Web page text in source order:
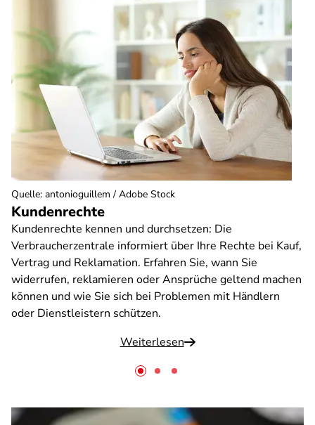
Kundenrechte
Kundenrechte kennen und durchsetzen: Die
Verbraucherzentrale informiert über Ihre Rechte bei Kauf,
Vertrag und Reklamation. Erfahren Sie, wann Sie
widerrufen, reklamieren oder Ansprüche geltend machen
können und wie Sie sich bei Problemen mit Händlern
oder Dienstleistern schützen.
Weiterlesen
Quelle: antonioguillem / Adobe Stock